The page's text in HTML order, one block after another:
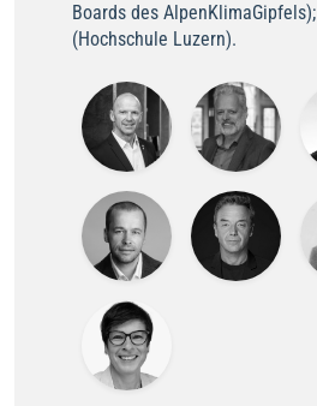
Boards des AlpenKlimaGipfels);
(Hochschule Luzern).